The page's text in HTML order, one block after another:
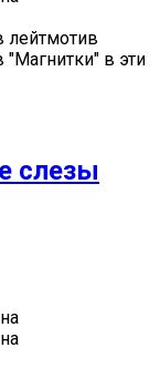
в эти
слезы